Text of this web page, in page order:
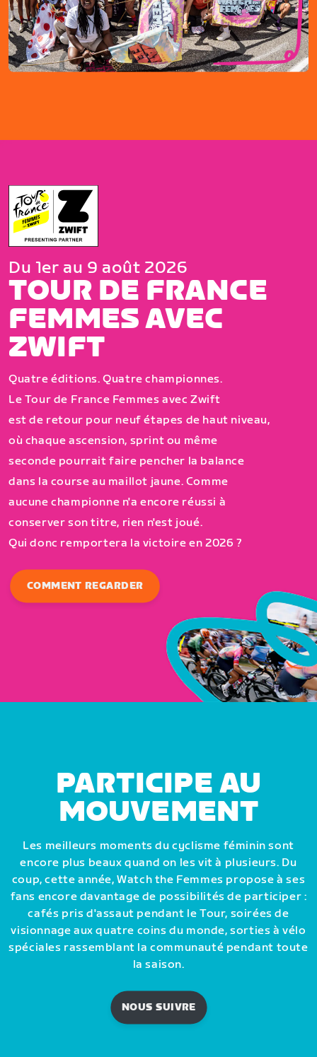
Du 1er au 9 août 2026
TOUR DE FRANCE
FEMMES AVEC
ZWIFT
Quatre éditions. Quatre championnes.
Le Tour de France Femmes avec Zwift
est de retour pour neuf étapes de haut niveau,
où chaque ascension, sprint ou même
seconde pourrait faire pencher la balance
dans la course au maillot jaune. Comme
aucune championne n'a encore réussi à
conserver son titre, rien n'est joué.
Qui donc remportera la victoire en 2026 ?
COMMENT REGARDER
PARTICIPE AU
MOUVEMENT
Les meilleurs moments du cyclisme féminin sont
encore plus beaux quand on les vit à plusieurs. Du
coup, cette année, Watch the Femmes propose à ses
fans encore davantage de possibilités de participer :
cafés pris d'assaut pendant le Tour, soirées de
visionnage aux quatre coins du monde, sorties à vélo
spéciales rassemblant la communauté pendant toute
la saison.
NOUS SUIVRE